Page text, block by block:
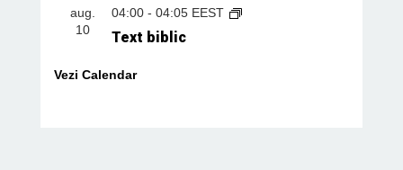
aug.
10
04:00- 04:05 EEST
Text biblic
Vezi Calendar